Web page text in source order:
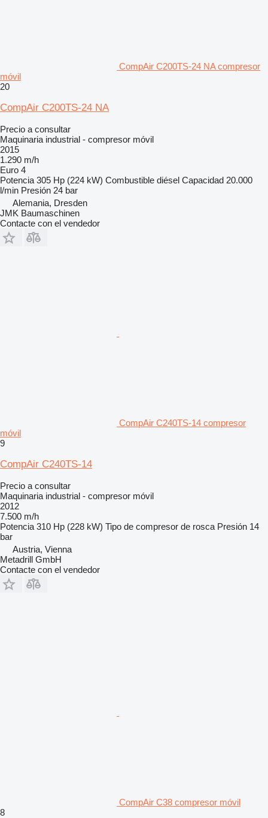
CompAir C200TS-24 NA compresor
móvil
20
CompAir C200TS-24 NA
Precio a consultar
Maquinaria industrial - compresor móvil
2015
1.290 m/h
Euro 4
Potencia 305 Hp (224 kW) Combustible diésel Capacidad 20.000
l/min Presión 24 bar
Alemania, Dresden
JMK Baumaschinen
Contacte con el vendedor
CompAir C240TS-14 compresor
móvil
9
CompAir C240TS-14
Precio a consultar
Maquinaria industrial - compresor móvil
2012
7.500 m/h
Potencia 310 Hp (228 kW) Tipo de compresor de rosca Presión 14
bar
Austria, Vienna
Metadrill GmbH
Contacte con el vendedor
CompAir C38 compresor móvil
8